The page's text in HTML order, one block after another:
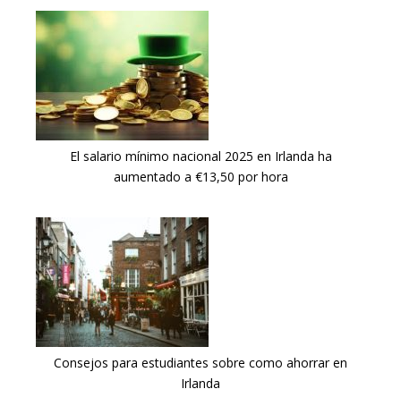
El salario mínimo nacional 2025 en Irlanda ha
aumentado a €13,50 por hora
Consejos para estudiantes sobre como ahorrar en
Irlanda